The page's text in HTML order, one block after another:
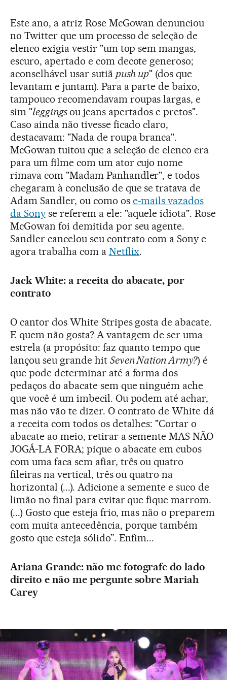
Este ano, a atriz Rose McGowan denunciou
no Twitter que um processo de seleção de
elenco exigia vestir "um top sem mangas,
escuro, apertado e com decote generoso;
aconselhável usar sutiã push up" (dos que
levantam e juntam). Para a parte de baixo,
tampouco recomendavam roupas largas, e
sim "leggingsou jeans apertados e pretos".
Caso ainda não tivesse ficado claro,
destacavam: "Nada de roupa branca".
McGowan tuitou que a seleção de elenco era
para um filme com um ator cujo nome
rimava com "Madam Panhandler", e todos
chegaram à conclusão de que se tratava de
Adam Sandler, ou como os e-mails vazados
da Sonyse referem a ele: "aquele idiota". Rose
McGowan foi demitida por seu agente.
Sandler cancelou seu contrato com a Sony e
agora trabalha com a Netflix.
Jack White: a receita do abacate, por
contrato
O cantor dos White Stripes gosta de abacate.
E quem não gosta? A vantagem de ser uma
estrela (a propósito: faz quanto tempo que
lançou seu grande hit Seven Nation Army?) é
que pode determinar até a forma dos
pedaços do abacate sem que ninguém ache
que você é um imbecil. Ou podem até achar,
mas não vão te dizer. O contrato de White dá
a receita com todos os detalhes: "Cortar o
abacate ao meio, retirar a semente MAS NÃO
JOGÁ-LA FORA; pique o abacate em cubos
com uma faca sem afiar, três ou quatro
fileiras na vertical, três ou quatro na
horizontal (...). Adicione a semente e suco de
limão no final para evitar que fique marrom.
(...) Gosto que esteja frio, mas não o preparem
com muita antecedência, porque também
gosto que esteja sólido”. Enfim...
Ariana Grande: não me fotografe do lado
direito e não me pergunte sobre Mariah
Carey